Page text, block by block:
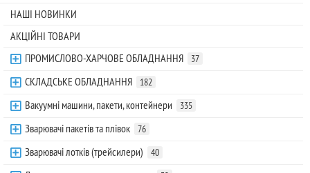
НАШІ НОВИНКИ
АКЦІЙНІ ТОВАРИ
ПРОМИСЛОВО-ХАРЧОВЕ ОБЛАДНАННЯ
37
СКЛАДСЬКЕ ОБЛАДНАННЯ 182
Вакуумні машини, пакети, контейнери 335
Зварювачі пакетів та плівок 76
Зварювачі лотків (трейсилери) 40